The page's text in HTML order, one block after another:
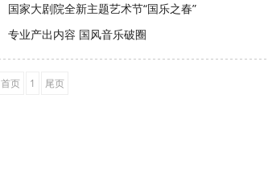
国家大剧院全新主题艺术节“国乐之春”
专业产出内容 国风音乐破圈
首页 1 尾页